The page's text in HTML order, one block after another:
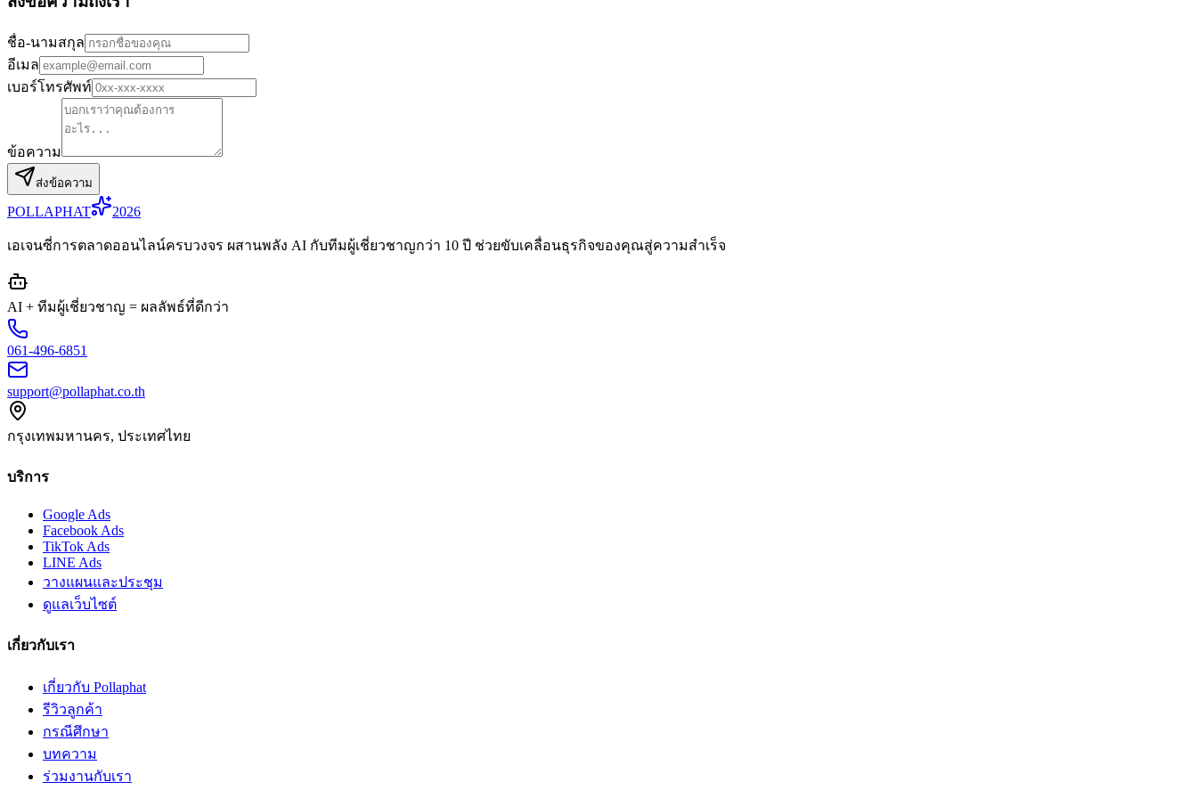
ชื่อ-นามสกุล
อีเมล
เบอร์โทรศัพท์
ข้อความ
ส่งข้อความ
POLLAPHAT 2026
เอเจนซี่การตลาดออนไลน์ครบวงจร ผสานพลัง AI กับทีมผู้เชี่ยวชาญกว่า 10 ปี ช่วยขับเคลื่อนธุรกิจของคุณสู่ความสำเร็จ
AI + ทีมผู้เชี่ยวชาญ = ผลลัพธ์ที่ดีกว่า
061-496-6851
support@pollaphat.co.th
กรุงเทพมหานคร, ประเทศไทย
บริการ
Google Ads
Facebook Ads
TikTok Ads
LINE Ads
วางแผนและประชุม
ดูแลเว็บไซต์
เกี่ยวกับเรา
เกี่ยวกับ Pollaphat
รีวิวลูกค้า
กรณีศึกษา
บทความ
ร่วมงานกับเรา